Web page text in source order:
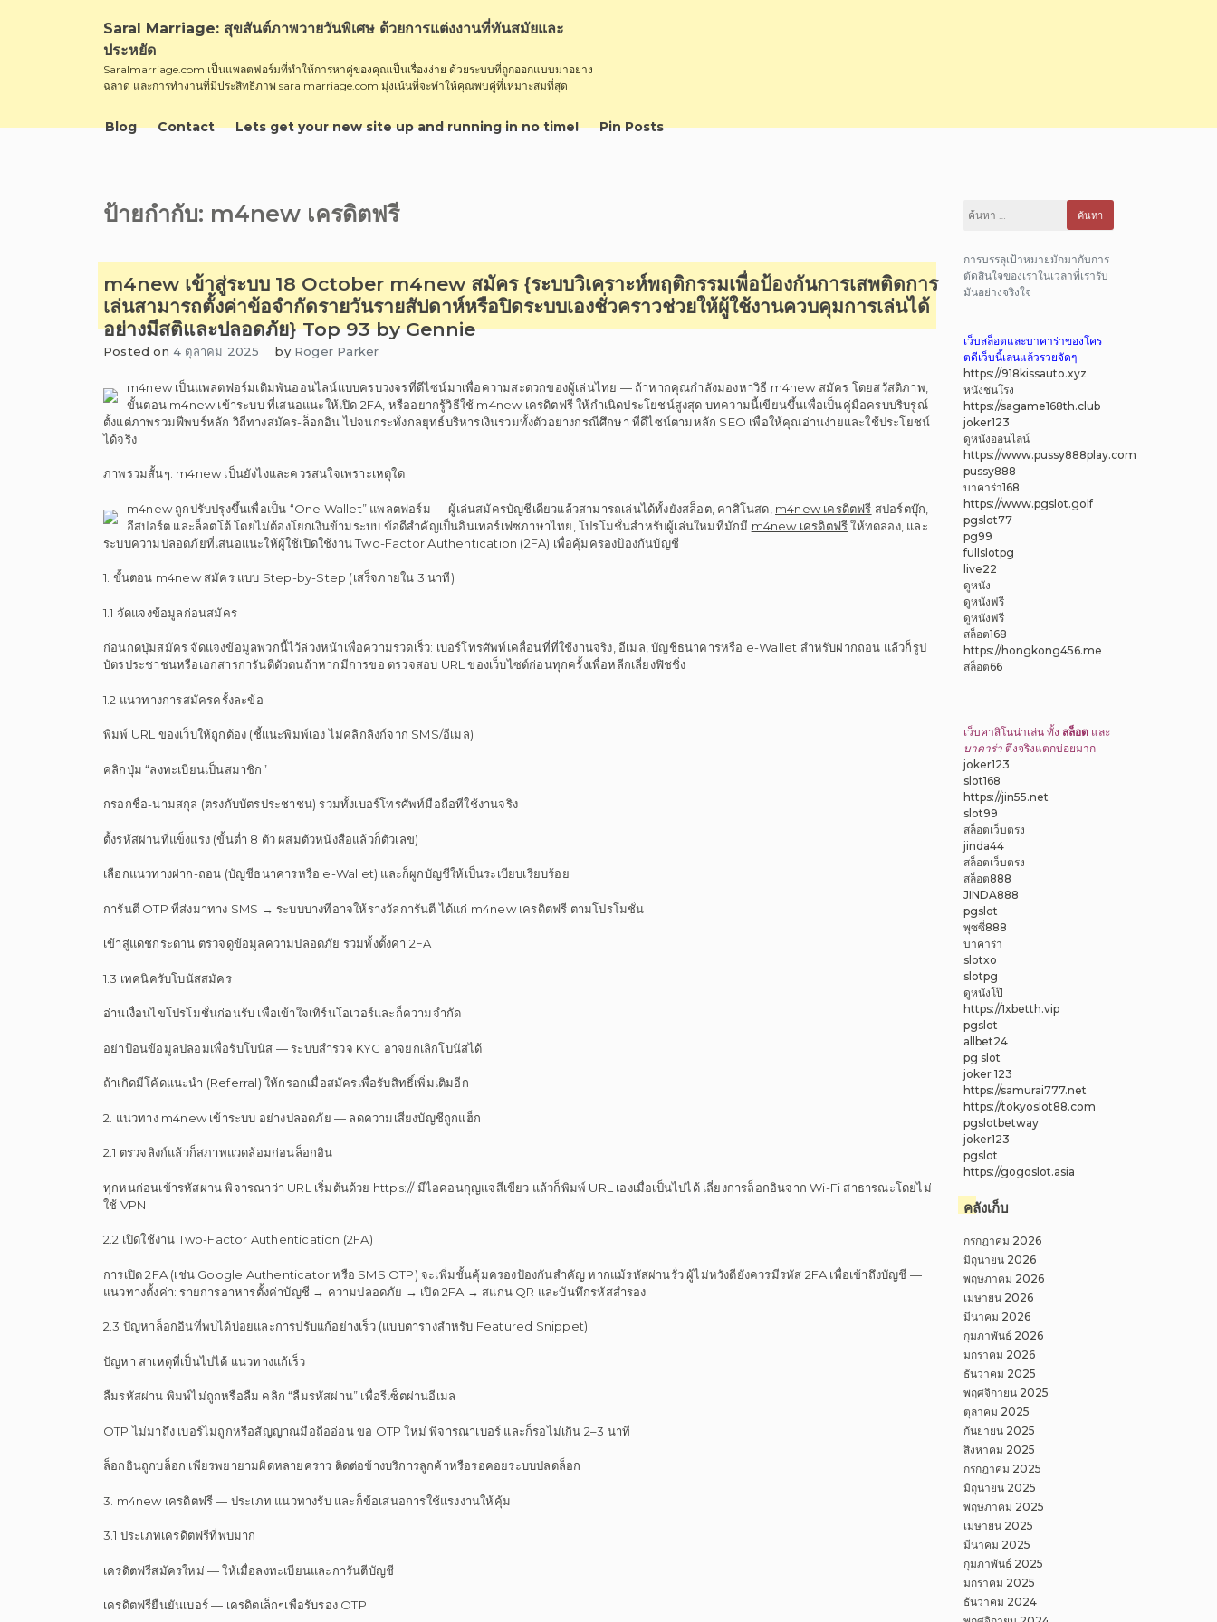
Saral Marriage: สุขสันต์ภาพวายวันพิเศษ ด้วยการแต่งงานที่ทันสมัยและ
ประหยัด
Saralmarriage.com เป็นแพลตฟอร์มที่ทำให้การหาคู่ของคุณเป็นเรื่องง่าย ด้วยระบบที่ถูกออกแบบมาอย่าง
ฉลาด และการทำงานที่มีประสิทธิภาพ saralmarriage.com มุ่งเน้นที่จะทำให้คุณพบคู่ที่เหมาะสมที่สุด
Blog Contact Lets get your new site up and running in no time! Pin Posts
ป้ายกำกับ: m4new เครดิตฟรี
m4new เข้าสู่ระบบ 18 October m4new สมัคร {ระบบวิเคราะห์พฤติกรรมเพื่อป้องกันการเสพติดการ
เล่นสามารถตั้งค่าข้อจำกัดรายวันรายสัปดาห์หรือปิดระบบเองชั่วคราวช่วยให้ผู้ใช้งานควบคุมการเล่นได้
อย่างมีสติและปลอดภัย} Top 93 by Gennie
Posted on 4 ตุลาคม 2025 by Roger Parker
m4new เป็นแพลตฟอร์มเดิมพันออนไลน์แบบครบวงจรที่ดีไซน์มาเพื่อความสะดวกของผู้เล่นไทย — ถ้าหากคุณกำลังมองหาวิธี m4new สมัคร โดยสวัสดิภาพ,
ขั้นตอน m4new เข้าระบบ ที่เสนอแนะให้เปิด 2FA, หรืออยากรู้วิธีใช้ m4new เครดิตฟรี ให้กำเนิดประโยชน์สูงสุด บทความนี้เขียนขึ้นเพื่อเป็นคู่มือครบบริบรูณ์
ตั้งแต่ภาพรวมฟีพบร์หลัก วิถีทางสมัคร-ล็อกอิน ไปจนกระทั่งกลยุทธ์บริหารเงินรวมทั้งตัวอย่างกรณีศึกษา ที่ดีไซน์ตามหลัก SEO เพื่อให้คุณอ่านง่ายและใช้ประโยชน์
ได้จริง
ภาพรวมสั้นๆ: m4new เป็นยังไงและควรสนใจเพราะเหตุใด
m4new ถูกปรับปรุงขึ้นเพื่อเป็น “One Wallet” แพลตฟอร์ม — ผู้เล่นสมัครบัญชีเดียวแล้วสามารถเล่นได้ทั้งยังสล็อต, คาสิโนสด, m4new เครดิตฟรี สปอร์ตบุ๊ก,
อีสปอร์ต และล็อตโต้ โดยไม่ต้องโยกเงินข้ามระบบ ข้อดีสำคัญเป็นอินเทอร์เฟซภาษาไทย, โปรโมชั่นสำหรับผู้เล่นใหม่ที่มักมี m4new เครดิตฟรีให้ทดลอง, และ
ระบบความปลอดภัยที่เสนอแนะให้ผู้ใช้เปิดใช้งาน Two-Factor Authentication (2FA) เพื่อคุ้มครองป้องกันบัญชี
1. ขั้นตอน m4new สมัคร แบบ Step-by-Step (เสร็จภายใน 3 นาที)
1.1 จัดแจงข้อมูลก่อนสมัคร
ก่อนกดปุ่มสมัคร จัดแจงข้อมูลพวกนี้ไว้ล่วงหน้าเพื่อความรวดเร็ว: เบอร์โทรศัพท์เคลื่อนที่ที่ใช้งานจริง, อีเมล, บัญชีธนาคารหรือ e-Wallet สำหรับฝากถอน แล้วก็รูป
บัตรประชาชนหรือเอกสารการันตีตัวตนถ้าหากมีการขอ ตรวจสอบ URL ของเว็บไซต์ก่อนทุกครั้งเพื่อหลีกเลี่ยงฟิชชิ่ง
1.2 แนวทางการสมัครครั้งละข้อ
พิมพ์ URL ของเว็บให้ถูกต้อง (ชี้แนะพิมพ์เอง ไม่คลิกลิงก์จาก SMS/อีเมล)
คลิกปุ่ม “ลงทะเบียนเป็นสมาชิก”
กรอกชื่อ-นามสกุล (ตรงกับบัตรประชาชน) รวมทั้งเบอร์โทรศัพท์มือถือที่ใช้งานจริง
ตั้งรหัสผ่านที่แข็งแรง (ขั้นต่ำ 8 ตัว ผสมตัวหนังสือแล้วก็ตัวเลข)
เลือกแนวทางฝาก-ถอน (บัญชีธนาคารหรือ e-Wallet) และก็ผูกบัญชีให้เป็นระเบียบเรียบร้อย
การันตี OTP ที่ส่งมาทาง SMS → ระบบบางทีอาจให้รางวัลการันตี ได้แก่ m4new เครดิตฟรี ตามโปรโมชั่น
เข้าสู่แดชกระดาน ตรวจดูข้อมูลความปลอดภัย รวมทั้งตั้งค่า 2FA
1.3 เทคนิครับโบนัสสมัคร
อ่านเงื่อนไขโปรโมชั่นก่อนรับ เพื่อเข้าใจเทิร์นโอเวอร์และก็ความจำกัด
อย่าป้อนข้อมูลปลอมเพื่อรับโบนัส — ระบบสำรวจ KYC อาจยกเลิกโบนัสได้
ถ้าเกิดมีโค้ดแนะนำ (Referral) ให้กรอกเมื่อสมัครเพื่อรับสิทธิ์เพิ่มเติมอีก
2. แนวทาง m4new เข้าระบบ อย่างปลอดภัย — ลดความเสี่ยงบัญชีถูกแฮ็ก
2.1 ตรวจลิงก์แล้วก็สภาพแวดล้อมก่อนล็อกอิน
ทุกหนก่อนเข้ารหัสผ่าน พิจารณาว่า URL เริ่มต้นด้วย https:// มีไอคอนกุญแจสีเขียว แล้วก็พิมพ์ URL เองเมื่อเป็นไปได้ เลี่ยงการล็อกอินจาก Wi-Fi สาธารณะโดยไม่
ใช้ VPN
2.2 เปิดใช้งาน Two-Factor Authentication (2FA)
การเปิด 2FA (เช่น Google Authenticator หรือ SMS OTP) จะเพิ่มชั้นคุ้มครองป้องกันสำคัญ หากแม้รหัสผ่านรั่ว ผู้ไม่หวังดียังควรมีรหัส 2FA เพื่อเข้าถึงบัญชี —
แนวทางตั้งค่า: รายการอาหารตั้งค่าบัญชี → ความปลอดภัย → เปิด 2FA → สแกน QR และบันทึกรหัสสำรอง
2.3 ปัญหาล็อกอินที่พบได้บ่อยและการปรับแก้อย่างเร็ว (แบบตารางสำหรับ Featured Snippet)
ปัญหา สาเหตุที่เป็นไปได้ แนวทางแก้เร็ว
ลืมรหัสผ่าน พิมพ์ไม่ถูกหรือลืม คลิก “ลืมรหัสผ่าน” เพื่อรีเซ็ตผ่านอีเมล
OTP ไม่มาถึง เบอร์ไม่ถูกหรือสัญญาณมือถืออ่อน ขอ OTP ใหม่ พิจารณาเบอร์ และก็รอไม่เกิน 2–3 นาที
ล็อกอินถูกบล็อก เพียรพยายามผิดหลายคราว ติดต่อข้างบริการลูกค้าหรือรอคอยระบบปลดล็อก
3. m4new เครดิตฟรี — ประเภท แนวทางรับ และก็ข้อเสนอการใช้แรงงานให้คุ้ม
3.1 ประเภทเครดิตฟรีที่พบมาก
เครดิตฟรีสมัครใหม่ — ให้เมื่อลงทะเบียนและการันตีบัญชี
เครดิตฟรียืนยันเบอร์ — เครดิตเล็กๆเพื่อรับรอง OTP
ค้นหา
การบรรลุเป้าหมายมักมากับการ
ตัดสินใจของเราในเวลาที่เรารับ
มันอย่างจริงใจ
เว็บสล็อตและบาคาร่าของโคร
ตดีเว็บนี้เล่นแล้วรวยจัดๆ
https://918kissauto.xyz
หนังชนโรง
https://sagame168th.club
joker123
ดูหนังออนไลน์
https://www.pussy888play.com
pussy888
บาคาร่า168
https://www.pgslot.golf
pgslot77
pg99
fullslotpg
live22
ดูหนัง
ดูหนังฟรี
ดูหนังฟรี
สล็อต168
https://hongkong456.me
สล็อต66
เว็บคาสิโนน่าเล่น ทั้ง สล็อต และ
บาคาร่า ตึงจริงแตกบ่อยมาก
joker123
slot168
https://jin55.net
slot99
สล็อตเว็บตรง
jinda44
สล็อตเว็บตรง
สล็อต888
JINDA888
pgslot
พุซซี่888
บาคาร่า
slotxo
slotpg
ดูหนังโป๊
https://1xbetth.vip
pgslot
allbet24
pg slot
joker 123
https://samurai777.net
https://tokyoslot88.com
pgslotbetway
joker123
pgslot
https://gogoslot.asia
คลังเก็บ
กรกฎาคม 2026
มิถุนายน 2026
พฤษภาคม 2026
เมษายน 2026
มีนาคม 2026
กุมภาพันธ์ 2026
มกราคม 2026
ธันวาคม 2025
พฤศจิกายน 2025
ตุลาคม 2025
กันยายน 2025
สิงหาคม 2025
กรกฎาคม 2025
มิถุนายน 2025
พฤษภาคม 2025
เมษายน 2025
มีนาคม 2025
กุมภาพันธ์ 2025
มกราคม 2025
ธันวาคม 2024